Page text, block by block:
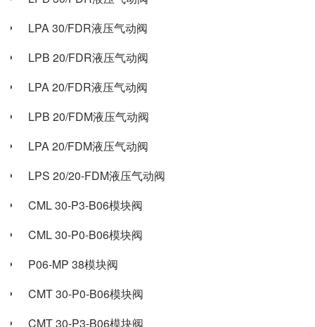
LPA 30/FDR液压气动阀
LPB 20/FDR液压气动阀
LPA 20/FDR液压气动阀
LPB 20/FDM液压气动阀
LPA 20/FDM液压气动阀
LPS 20/20-FDM液压气动阀
CML 30-P3-B06模块阀
CML 30-P0-B06模块阀
P06-MP 38模块阀
CMT 30-P0-B06模块阀
CMT 30-P3-B06模块阀